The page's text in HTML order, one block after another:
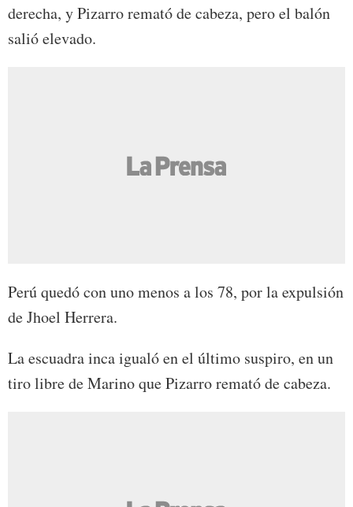
derecha, y Pizarro remató de cabeza, pero el balón
salió elevado.
Perú quedó con uno menos a los 78, por la expulsión
de Jhoel Herrera.
La escuadra inca igualó en el último suspiro, en un
tiro libre de Marino que Pizarro remató de cabeza.